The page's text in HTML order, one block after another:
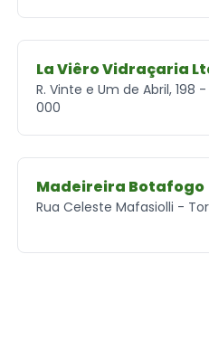
La Viêro Vidraçaria
R. Vinte e Um de Abril, 198
000
Madeireira Botafogo
Rua Celeste Mafasiolli -